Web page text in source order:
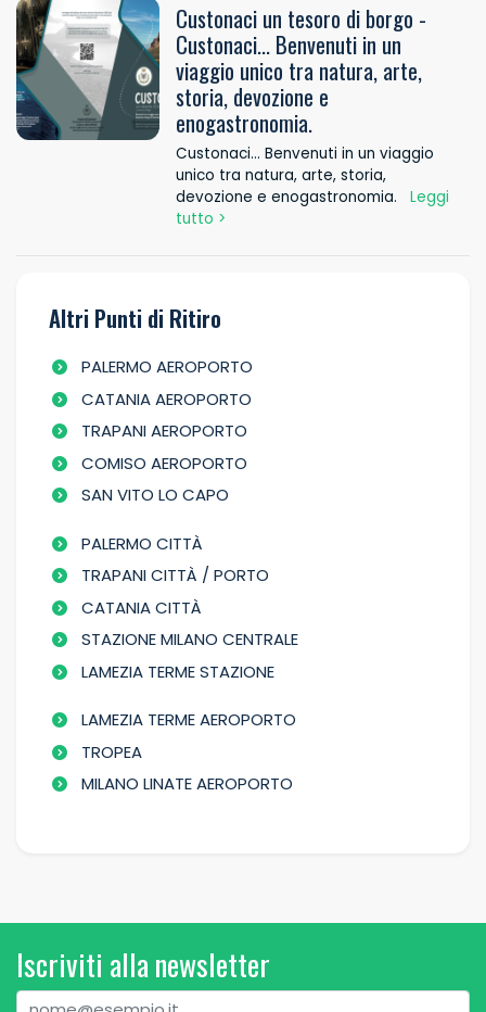
Custonaci un tesoro di borgo -
Custonaci... Benvenuti in un
viaggio unico tra natura, arte,
storia, devozione e
enogastronomia.
Custonaci... Benvenuti in un viaggio
unico tra natura, arte, storia,
devozione e enogastronomia.
Leggi
tutto >
Altri Punti di Ritiro
PALERMO AEROPORTO
CATANIA AEROPORTO
TRAPANI AEROPORTO
COMISO AEROPORTO
SAN VITO LO CAPO
PALERMO CITTÀ
TRAPANI CITTÀ / PORTO
CATANIA CITTÀ
STAZIONE MILANO CENTRALE
LAMEZIA TERME STAZIONE
LAMEZIA TERME AEROPORTO
TROPEA
MILANO LINATE AEROPORTO
Iscriviti alla newsletter